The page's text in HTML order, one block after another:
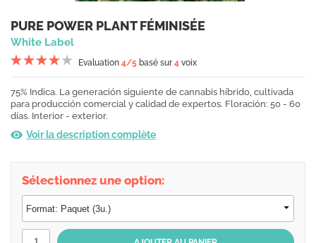
PURE POWER PLANT FÉMINISÉE
White Label
Evaluation 4/5 basé sur4 voix
75% Indica. La generación siguiente de cannabis híbrido, cultivada
para producción comercial y calidad de expertos. Floración: 50 - 60
días. Interior - exterior.
Voir la description complète
Sélectionnez une option: